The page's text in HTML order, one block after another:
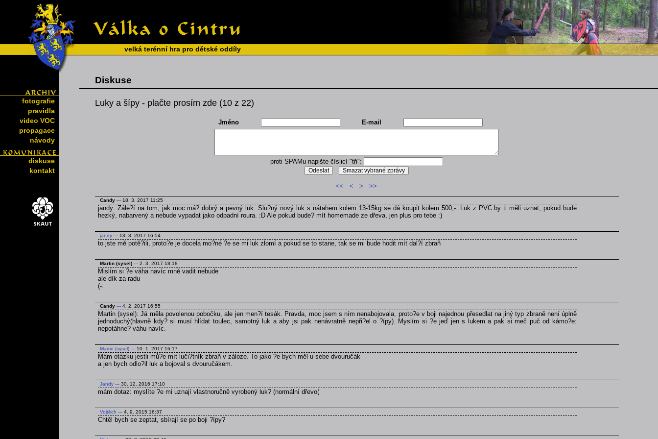
velká terénní hra pro dětské oddíly
fotografie
pravidla
video VOC
propagace
návody
diskuse
kontakt
Diskuse
Luky a šípy - plačte prosím zde (10 z 22)
Jméno E-mail
proti SPAMu napište číslicí "tři":
<< < > >>
Candy --- 18. 3. 2017 11:25
jandy: Zále?í na tom, jak moc má? dobrý a pevný luk. Slu?ný nový luk s nátahem kolem 13-15kg se dá koupit kolem 500,-. Luk z PVC by ti měli uznat, pokud bude
hezký, nabarvený a nebude vypadat jako odpadní roura. :D Ale pokud bude? mít homemade ze dřeva, jen plus pro tebe :)
jandy --- 13. 3. 2017 16:54
to jste mě potě?ili, proto?e je docela mo?né ?e se mi luk zlomí a pokud se to stane, tak se mi bude hodit mít dal?í zbraň
Martin (sysel) --- 2. 3. 2017 18:18
Mislím si ?e váha navíc mně vadit nebude
ale dík za radu
(-:
Candy --- 4. 2. 2017 16:55
Martin (sysel): Já měla povolenou pobočku, ale jen men?í tesák. Pravda, moc jsem s ním nenabojovala, proto?e v boji najednou přesedlat na jiný typ zbraně není úplně
jednoduchý(hlavně kdy? si musí hlídat toulec, samotný luk a aby jsi pak nenávratně nepři?el o ?ípy). Myslím si ?e jeď jen s lukem a pak si meč puč od kámo?e:
nepotáhne? váhu navíc.
Martin (sysel) --- 10. 1. 2017 16:17
Mám otázku jestli mů?e mít luči?tník zbraň v záloze. To jako ?e bych měl u sebe dvouručák
a jen bych odlo?il luk a bojoval s dvouručákem.
Jandy --- 30. 12. 2016 17:10
mám dotaz: myslíte ?e mi uznají vlastnoručně vyrobený luk? (normální dřevo(
Vojtěch --- 4. 9. 2015 16:37
Chtěl bych se zeptat, sbírají se po boji ?ípy?